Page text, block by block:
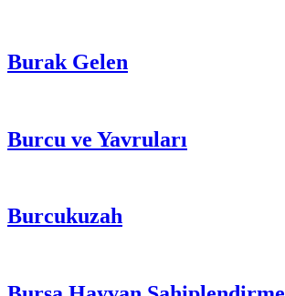
Burak Gelen
Burcu ve Yavruları
Burcukuzah